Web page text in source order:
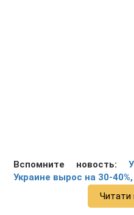
Вспомните новость:
Украине вырос на 30-
Читати